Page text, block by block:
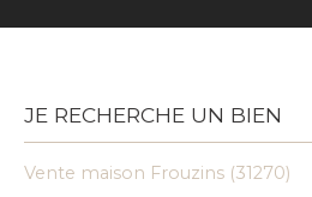
JE RECHERCHE UN BIEN
Vente maison Frouzins (31270)